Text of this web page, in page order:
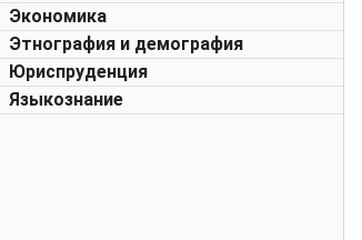
Экономика
Этнография и демография
Юриспруденция
Языкознание